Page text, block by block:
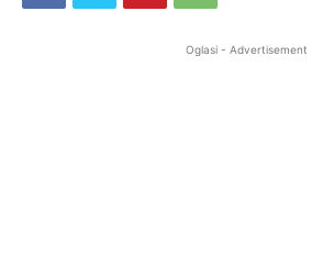
Oglasi - Advertisement